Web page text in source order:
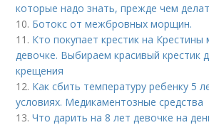
которые надо знать, прежде чем
10. Ботокс от межбровных морщин.
11. Кто покупает крестик на Крестины
девочке. Выбираем красивый крестик
крещения
12. Как сбить температуру ребенку 5
условиях. Медикаментозные средства
13.Что дарить на 8 лет девочке на